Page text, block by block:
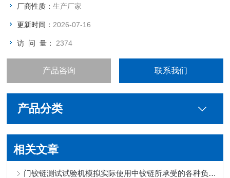
询
厂商性质：生产厂家
更新时间： 2026-07-16
访 问 量： 2374
产品咨询 联系我们
产品分类
相关文章
门铰链测试试验机模拟实际使用中铰链所承受的各种负载和应力